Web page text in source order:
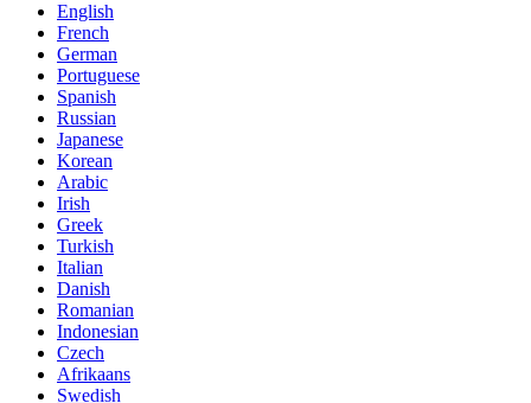
English
French
German
Portuguese
Spanish
Russian
Japanese
Korean
Arabic
Irish
Greek
Turkish
Italian
Danish
Romanian
Indonesian
Czech
Afrikaans
Swedish